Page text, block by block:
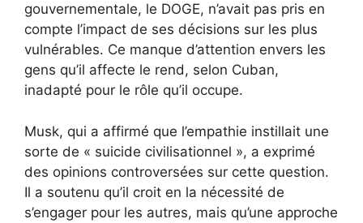
gouvernementale, le DOGE, n’avait pas pris en
compte l’impact de ses décisions sur les plus
vulnérables. Ce manque d’attention envers les
gens qu’il affecte le rend, selon Cuban,
inadapté pour le rôle qu’il occupe.
Musk, qui a affirmé que l’empathie instillait une
sorte de « suicide civilisationnel », a exprimé
des opinions controversées sur cette question.
Il a soutenu qu’il croit en la nécessité de
s’engager pour les autres, mais qu’une approche